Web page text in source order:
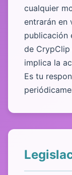
cualquier
entrarán en
publicación
de CrypClip
implica la
Es tu